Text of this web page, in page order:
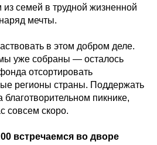
семей в трудной жизненной
мечты.
в этом добром деле.
уже собраны — осталось
отсортировать
регионы страны. Поддержать
пикнике,
совсем скоро.
встречаемся во дворе